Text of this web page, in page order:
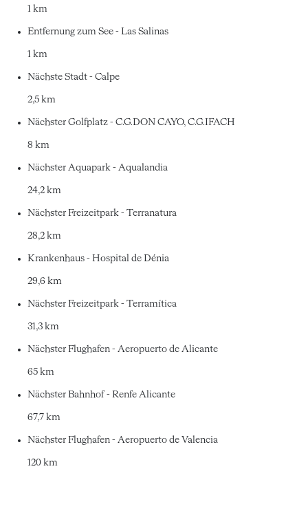
1 km
Entfernung zum See - Las Salinas
1 km
Nächste Stadt - Calpe
2,5 km
Nächster Golfplatz - C.G.DON CAYO, C.G.IFACH
8 km
Nächster Aquapark - Aqualandia
24,2 km
Nächster Freizeitpark - Terranatura
28,2 km
Krankenhaus - Hospital de Dénia
29,6 km
Nächster Freizeitpark - Terramítica
31,3 km
Nächster Flughafen - Aeropuerto de Alicante
65 km
Nächster Bahnhof - Renfe Alicante
67,7 km
Nächster Flughafen - Aeropuerto de Valencia
120 km